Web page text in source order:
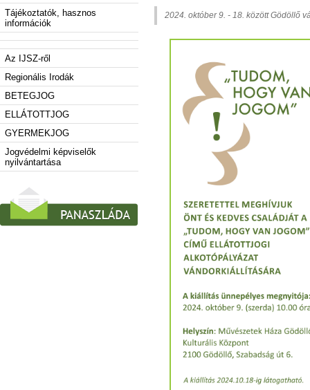
Tájékoztatók, hasznos
információk
Az IJSZ-ről
Regionális Irodák
BETEGJOG
ELLÁTOTTJOG
GYERMEKJOG
Jogvédelmi képviselők
nyilvántartása
2024. október 9. - 18. között Gödöllő